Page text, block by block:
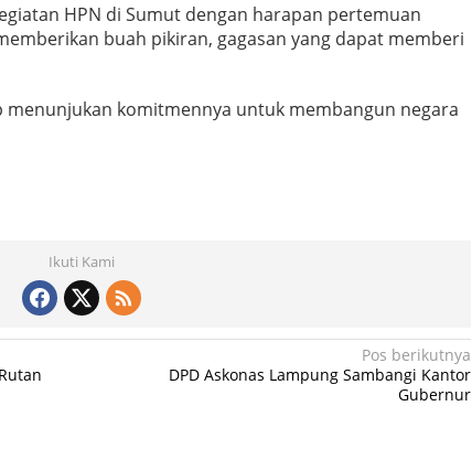
HPN di Sumut dengan harapan pertemuan
buah pikiran, gagasan yang dapat memberi
menunjukan komitmennya untuk membangun negara
Ikuti Kami
Pos berikutnya
DPD Askonas Lampung Sambangi Kantor
Gubernur